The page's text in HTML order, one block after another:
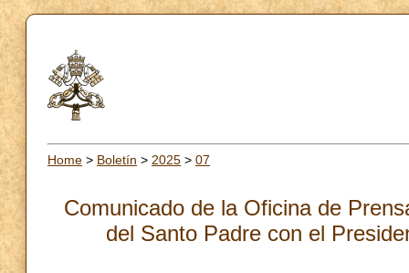
Home > Boletín > 2025 > 07
Comunicado de la Oficina de
del Santo Padre con el